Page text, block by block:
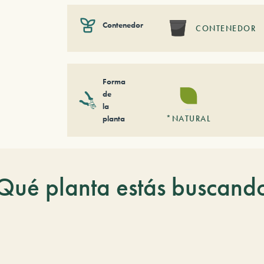
Contenedor CONTENEDOR
Forma
de
la
planta
*NATURAL
planta estás